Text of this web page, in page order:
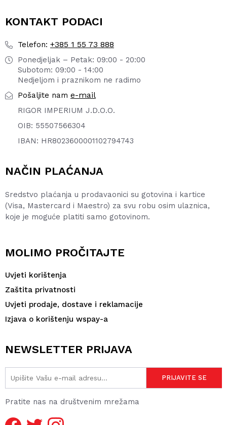
KONTAKT PODACI
Telefon: +385 1 55 73 888
Ponedjeljak – Petak: 09:00 - 20:00
Subotom: 09:00 - 14:00
Nedjeljom i praznikom ne radimo
Pošaljite nam e-mail
RIGOR IMPERIUM J.D.O.O.
OIB: 55507566304
IBAN: HR8023600001102794743
NAČIN PLAĆANJA
Sredstvo plaćanja u prodavaonici su gotovina i kartice
(Visa, Mastercard i Maestro) za svu robu osim ulaznica,
koje je moguće platiti samo gotovinom.
MOLIMO PROČITAJTE
Uvjeti korištenja
Zaštita privatnosti
Uvjeti prodaje, dostave i reklamacije
Izjava o korištenju wspay-a
NEWSLETTER PRIJAVA
Pratite nas na društvenim mrežama